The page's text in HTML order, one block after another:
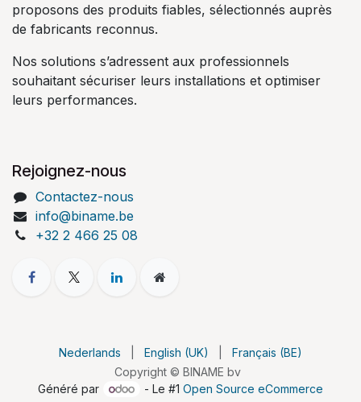
proposons des produits fiables, sélectionnés auprès
de fabricants reconnus.
Nos solutions s’adressent aux professionnels
souhaitant sécuriser leurs installations et optimiser
leurs performances.
Rejoignez-nous
Contactez-nous
info@biname.be
+32 2 466 25 08
Copyright © BINAME bv
Nederlands English (UK) Français (BE)
Généré par - Le #1Open Source eCommerce